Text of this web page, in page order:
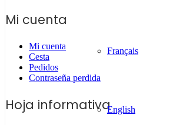
Français
English
Mi cuenta
Mi cuenta
Cesta
Pedidos
Contraseña perdida
Hoja informativa